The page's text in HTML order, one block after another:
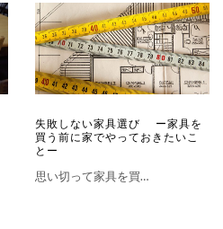
失敗しない家具選び ー家具を
買う前に家でやっておきたいこ
とー
思い切って家具を買…